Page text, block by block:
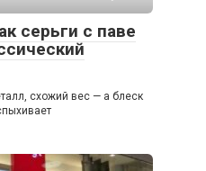
серьги с паве
схожий вес — а блеск